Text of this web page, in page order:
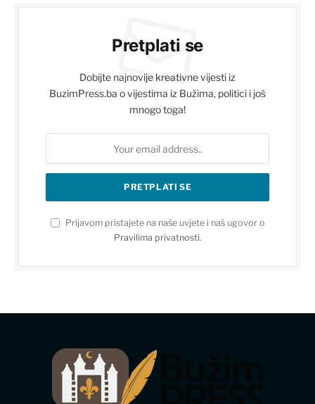
Pretplati se
Dobijte najnovije kreativne vijesti iz
BuzimPress.ba o vijestima iz Bužima, politici i još
mnogo toga!
Prijavom pristajete na naše uvjete i naš ugovor o
Pravilima privatnosti.